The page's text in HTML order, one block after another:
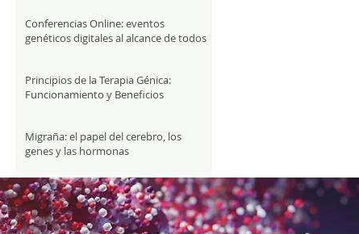
Conferencias Online: eventos
genéticos digitales al alcance de todos
Principios de la Terapia Génica:
Funcionamiento y Beneficios
Migraña: el papel del cerebro, los
genes y las hormonas